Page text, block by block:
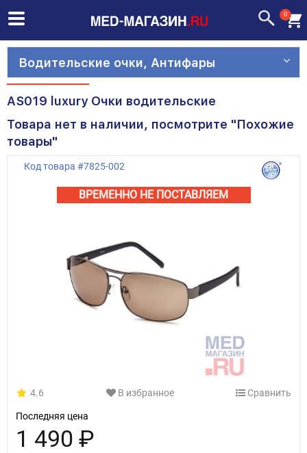
0
Водительские очки, Антифары
AS019 luxury Очки водительские
Товара нет в наличии, посмотрите "Похожие
товары"
Код товара #7825-002
ВРЕМЕННО НЕ ПОСТАВЛЯЕМ
4.6 В избранное Сравнить
Последняя цена
1 490 ₽